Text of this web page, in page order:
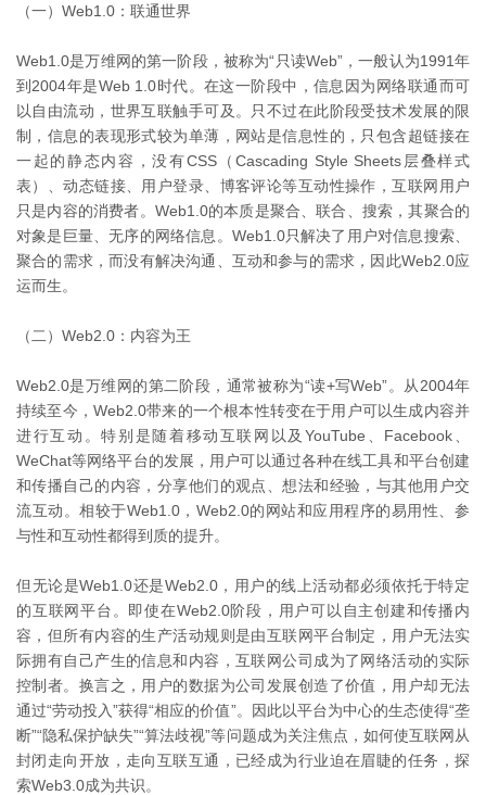
（一）Web1.0：联通世界
Web1.0是万维网的第一阶段，被称为“只读Web”，一般认为1991年
到2004年是Web 1.0时代。在这一阶段中，信息因为网络联通而可
以自由流动，世界互联触手可及。只不过在此阶段受技术发展的限
制，信息的表现形式较为单薄，网站是信息性的，只包含超链接在
一起的静态内容，没有CSS（Cascading Style Sheets层叠样式
表）、动态链接、用户登录、博客评论等互动性操作，互联网用户
只是内容的消费者。Web1.0的本质是聚合、联合、搜索，其聚合的
对象是巨量、无序的网络信息。Web1.0只解决了用户对信息搜索、
聚合的需求，而没有解决沟通、互动和参与的需求，因此Web2.0应
运而生。
（二）Web2.0：内容为王
Web2.0是万维网的第二阶段，通常被称为“读+写Web”。从2004年
持续至今，Web2.0带来的一个根本性转变在于用户可以生成内容并
进行互动。特别是随着移动互联网以及YouTube、Facebook、
WeChat等网络平台的发展，用户可以通过各种在线工具和平台创建
和传播自己的内容，分享他们的观点、想法和经验，与其他用户交
流互动。相较于Web1.0，Web2.0的网站和应用程序的易用性、参
与性和互动性都得到质的提升。
但无论是Web1.0还是Web2.0，用户的线上活动都必须依托于特定
的互联网平台。即使在Web2.0阶段，用户可以自主创建和传播内
容，但所有内容的生产活动规则是由互联网平台制定，用户无法实
际拥有自己产生的信息和内容，互联网公司成为了网络活动的实际
控制者。换言之，用户的数据为公司发展创造了价值，用户却无法
通过“劳动投入”获得“相应的价值”。因此以平台为中心的生态使得“垄
断”“隐私保护缺失”“算法歧视”等问题成为关注焦点，如何使互联网从
封闭走向开放，走向互联互通，已经成为行业迫在眉睫的任务，探
索Web3.0成为共识。